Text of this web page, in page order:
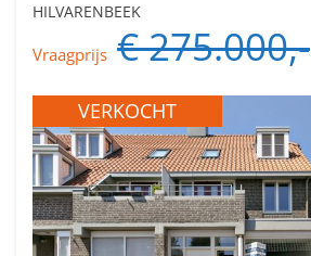
HILVARENBEEK
Vraagprijs € 275.000,-
VERKOCHT